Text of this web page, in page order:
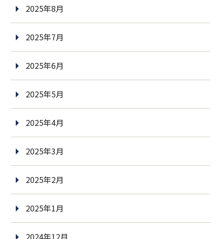
2025年8月
2025年7月
2025年6月
2025年5月
2025年4月
2025年3月
2025年2月
2025年1月
2024年12月